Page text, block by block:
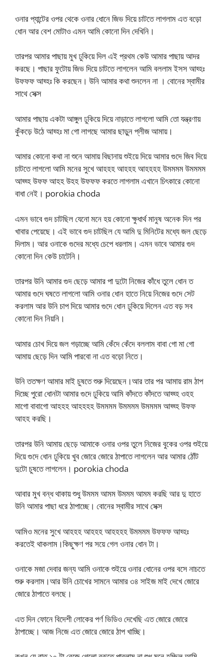
ওনার প্যান্টের ওপর থেকে ওনার ধোনে জিভ দিয়ে চাটতে লাগলাম এত বড়ো
ধোন আর বেশ মোটাও এমন আমি কোনো দিন দেখিনি।
তারপর আমার পাছায় মুখ ঢুকিয়ে দিল এই প্রথম কেউ আমার পাছায় আদর
করছে। পাছার ফুটোয় জিভ দিয়ে চাটতে লাগলেন আমি বললাম ইসস আহ্হঃ
উফফফ আহ্হঃ কি করছেন। উনি আমার কথা শুনলেন না । বোনের স্বামীর
সাথে সেক্স
আমার পাছায় একটা আঙ্গুল ঢুকিয়ে দিয়ে নাড়াতে লাগলো আমি তো যন্ত্রণায়
কুঁকড়ে উঠে আহ্হঃ মা গো লাগছে আমার ছাড়ুন প্লীজ আমায়।
আমার কোনো কথা না শুনে আমায় বিছানায় শুইয়ে দিয়ে আমার গুদে জিব দিয়ে
চাটতে লাগলো আমি মনের সুখে আহহহ আহহহ আহহহহ উমমমম উমমমম
আহ্হ্হ উফফ আহহ উহহ উফফফ করতে লাগলাম এখানে চিৎকারে কোনো
বাধা নেই। porokia choda
এমন ভাবে গুদ চাটছিল যেনো মনে হয় কোনো ক্ষুধার্থ মানুষ অনেক দিন পর
খাবার পেয়েছে। এই ভাবে গুদ চাটছিল যে আমি দু মিনিটের মধ্যে জল ছেড়ে
দিলাম। আর ওনাকে গুদের মধ্যে চেপে ধরলাম। এমন ভাবে আমার গুদ
কোনো দিন কেউ চাটেনি।
তারপর উনি আমার গুদ ছেড়ে আমার পা দুটো নিজের কাঁধে তুলে ধোন ত
আমার গুদে ঘষতে লাগলো আমি ওনার ধোন হাতে নিয়ে নিজের গুদে সেট
করলাম আর উনি চাপ দিয়ে আমার গুদে ধোন ঢুকিয়ে দিলেন এত বড় সব
কোনো দিন নিয়নি।
আমার চোখ দিয়ে জল গড়াচ্ছে আমি কেঁদে কেঁদে বললাম বাবা গো মা গো
আমায় ছেড়ে দিন আমি পারবো না এত বড়ো নিতে।
উনি ততক্ষণ আমার মাই চুষতে শুরু দিয়েছেন।আর তার পর আমায় রাম ঠাপ
দিচ্ছে পুরো ধোনটা আমার গুদে ঢুকিয়ে আমি কাঁদতে কাঁদতে আহ্হ্হ ওহহ
মাগো বাবাগো আহহহ আহহহহ উমমমম উমমমম উমমমম আহ্হ্হ উফফ
আহহ করছি।
তারপর উনি আমায় ছেড়ে আমাকে ওনার ওপর তুলে নিজের বুকের ওপর শুইয়ে
দিয়ে গুদে ধোন ঢুকিয়ে খুব জোরে জোরে ঠাপাতে লাগলেন আর আমার ঠোঁট
দুটো চুষতে লাগলেন। porokia choda
আবার মুখ বন্ধ থাকায় শুধু উমমম আমম উমমম আমম করছি আর দু হাতে
উনি আমার পাছা ধরে ঠাপাচ্ছে। বোনের স্বামীর সাথে সেক্স
আমিও মনের সুখে আহহহ আহহহ আহহহহ উমমমম উফফফ আহ্হঃ
করতেই থাকলাম।কিছুক্ষণ পর সয়ে গেল ওনার ধোন টা।
ওনাকে মজা দেবার জন্য আমি ওনাকে শুইয়ে ওনার ধোনের ওপর বসে নাচতে
শুরু করলাম।আর উনি চোখের সামনে আমার ৩৪ সাইজ মাই দেখে জোরে
জোরে ঠাপাতে বলছে।
এত দিন ফোনে বিদেশী লোকের পর্ণ ভিডিও দেখেছি এত জোরে জোরে
ঠাপাচ্ছে। আজ নিজে এত জোরে জোরে ঠাপ খাচ্ছি।